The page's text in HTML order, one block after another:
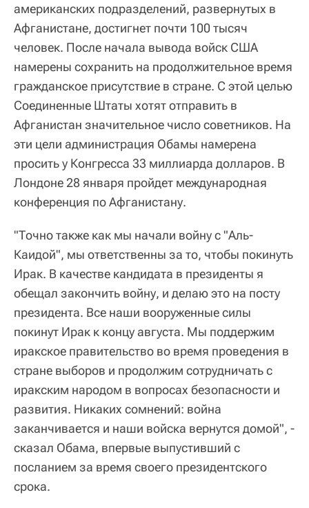
американских подразделений, развернутых в
Афганистане, достигнет почти 100 тысяч
человек. После начала вывода войск США
намерены сохранить на продолжительное время
гражданское присутствие в стране. С этой целью
Соединенные Штаты хотят отправить в
Афганистан значительное число советников. На
эти цели администрация Обамы намерена
просить у Конгресса 33 миллиарда долларов. В
Лондоне 28 января пройдет международная
конференция по Афганистану.
"Точно также как мы начали войну с "Аль-
Каидой", мы ответственны за то, чтобы покинуть
Ирак. В качестве кандидата в президенты я
обещал закончить войну, и делаю это на посту
президента. Все наши вооруженные силы
покинут Ирак к концу августа. Мы поддержим
иракское правительство во время проведения в
стране выборов и продолжим сотрудничать с
иракским народом в вопросах безопасности и
развития. Никаких сомнений: война
заканчивается и наши войска вернутся домой", -
сказал Обама, впервые выпустивший с
посланием за время своего президентского
срока.